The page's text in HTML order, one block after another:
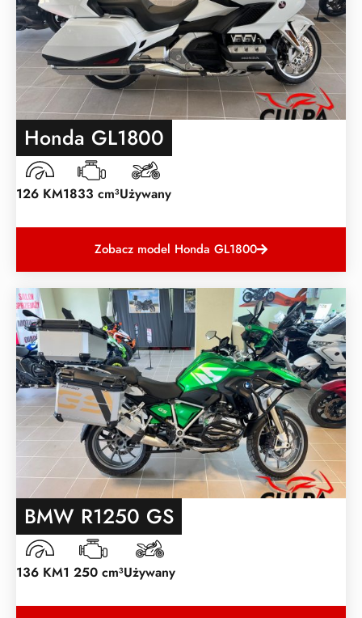
Honda GL1800
126 KM1833 cm³Używany
Zobacz model Honda GL1800
BMW R1250 GS
136 KM1 250 cm³Używany